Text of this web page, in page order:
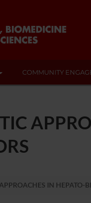
COMMUNITY
IN HEPATO-